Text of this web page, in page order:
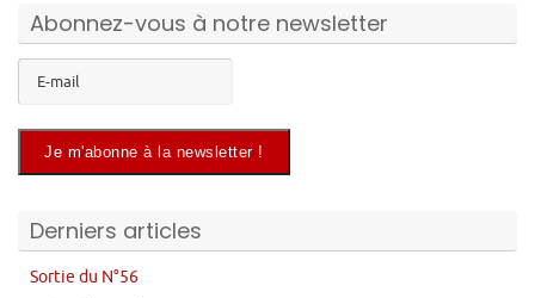
Abonnez-vous à notre newsletter
Derniers articles
Sortie du N°56